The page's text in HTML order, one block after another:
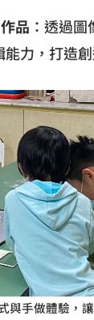
品 ：透過
力，打造創
與手做體驗，